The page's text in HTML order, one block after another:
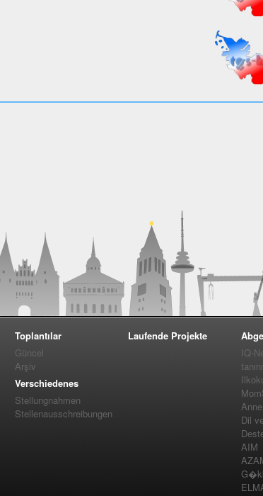
Toplantılar
Güncel
Arşiv
Verschiedenes
Stellungnahmen
Stellenausschreibungen
Laufende Projekte
IQ-
Dil
AIM